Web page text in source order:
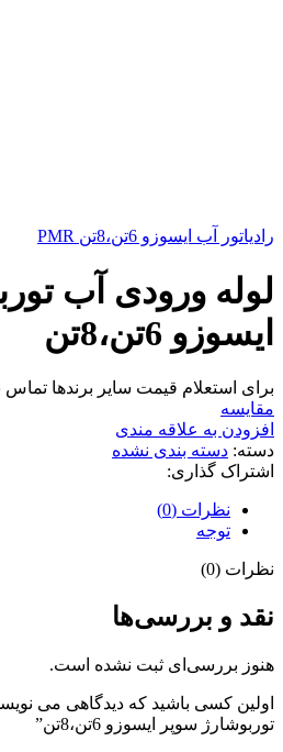
رادیاتور آب ایسوزو 6تن،8تن PMR
لوله ورودی آب
ایسوزو 6تن،8تن
برای استعلام قیمت سایر برندها تماس
مقایسه
افزودن به علاقه مندی
دسته: دسته بندی نشده
اشتراک گذاری:
نظرات (0)
توجه
نظرات (0)
نقد و بررسی‌ها
هنوز بررسی‌ای ثبت نشده است.
اولین کسی باشید که دیدگاهی می
توربوشارژ سوپر ایسوزو 6تن،8تن”